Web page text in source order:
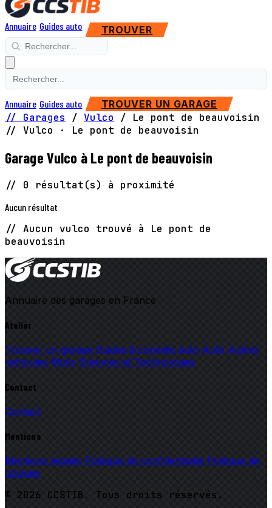
Annuaire Guides auto TROUVER
Annuaire Guides auto TROUVER UN GARAGE
// Garages / Vulco /
Le pont de beauvoisin
// Vulco · Le pont de beauvoisin
Garage Vulco à Le pont de beauvoisin
// 0 résultat(s) à proximité
Aucun résultat
// Aucun vulco trouvé à Le pont de
beauvoisin
Annuaire des garages en France
Atelier
Trouver un garage Guides & conseils auto Auto Autres
véhicules Moto Sciences et Technologies
Contact
Contact
Mentions
Mentions légales Politique de confidentialité Politique de
cookies
© 2026 CCSTIB. Tous droits réservés.